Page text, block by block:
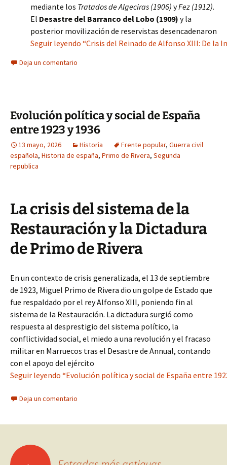
mediante los Tratados de Algeciras (1906) yFez (1912).
El Desastre del Barranco del Lobo (1909) y la
posterior movilización de reservistas desencadenaron
Seguir leyendo “Crisis del Reinado de Alfonso XIII: De la
Deja un comentario
Evolución política y social de España
entre 1923 y 1936
13 mayo, 2026 Historia Frente popular, Guerra civil
española, Historia de españa, Primo de Rivera, Segunda
republica
La crisis del sistema de la
Restauración y la Dictadura
de Primo de Rivera
En un contexto de crisis generalizada, el 13 de septiembre
de 1923, Miguel Primo de Rivera dio un golpe de Estado que
fue respaldado por el rey Alfonso XIII, poniendo fin al
sistema de la Restauración. La dictadura surgió como
respuesta al desprestigio del sistema político, la
conflictividad social, el miedo a una revolución y el fracaso
militar en Marruecos tras el Desastre de Annual, contando
con el apoyo del ejército
Seguir leyendo “Evolución política y social de España entre
Deja un comentario